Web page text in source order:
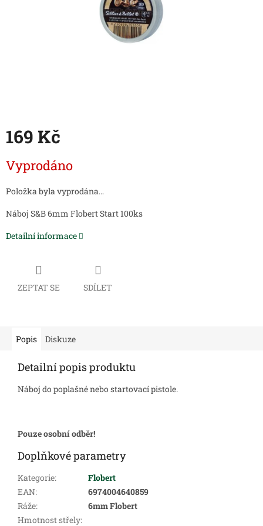
169 Kč
cena:
Vyprodáno
Položka byla vyprodána…
Náboj S&B 6mm Flobert Start 100ks
Detailní informace
ZEPTAT SE SDÍLET
Popis Diskuze
Detailní popis produktu
Náboj do poplašné nebo startovací pistole.
Pouze osobní odběr!
Doplňkové parametry
Kategorie:
Flobert
EAN:
6974004640859
Ráže:
6mm Flobert
Hmotnost střely: